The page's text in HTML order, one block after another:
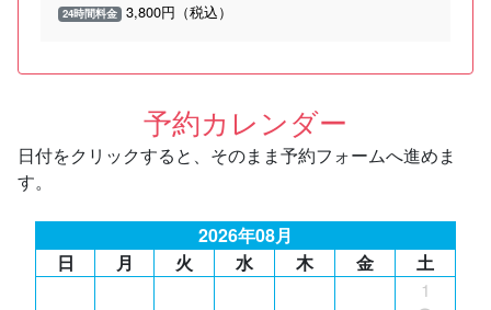
24時間料金 3,800円（税込）
予約カレンダー
日付をクリックすると、そのまま予約フォームへ進めま
す。
2026年08月
日
月 火 水 木 金
土
1